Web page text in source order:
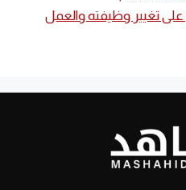
على تغيير وظيفته والعمل